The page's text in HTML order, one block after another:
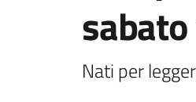
Nati per